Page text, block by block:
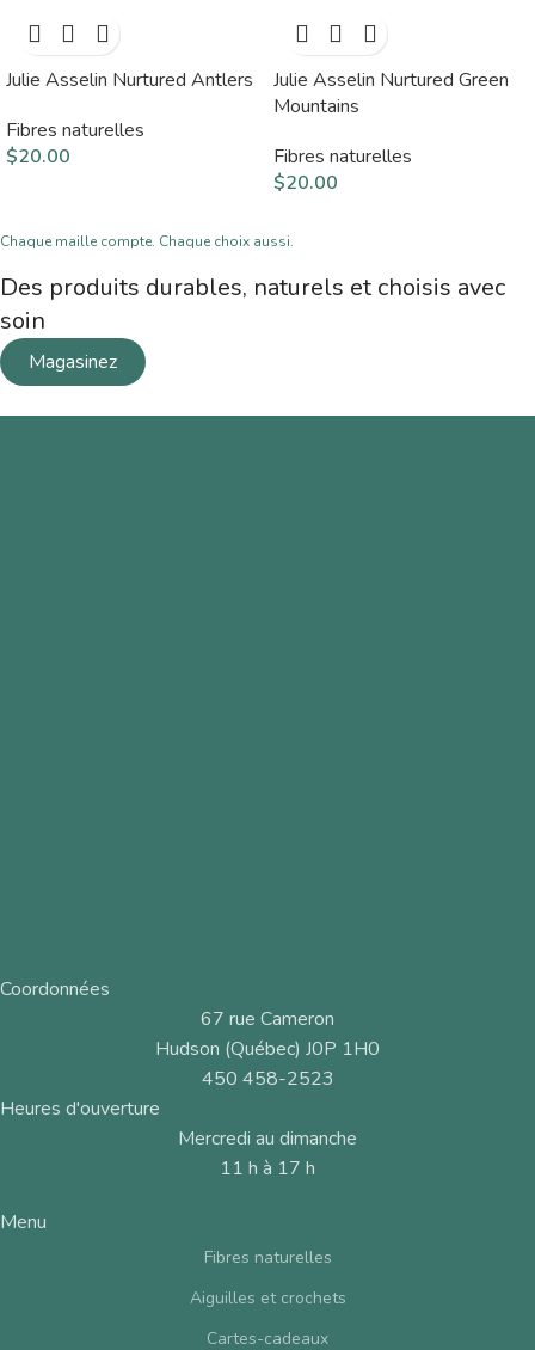
Julie Asselin Nurtured Antlers
Fibres naturelles
$20.00
Julie Asselin Nurtured Green
Mountains
Fibres naturelles
$20.00
Chaque maille compte. Chaque choix aussi.
Des produits durables, naturels et choisis avec
soin
Magasinez
Coordonnées
67 rue Cameron
Hudson (Québec) J0P 1H0
450 458-2523
Heures d'ouverture
Mercredi au dimanche
11 h à 17 h
Menu
Fibres naturelles
Aiguilles et crochets
Cartes-cadeaux